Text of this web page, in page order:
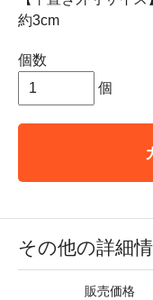
約3cm
個数
個
その他の詳細
販売価格